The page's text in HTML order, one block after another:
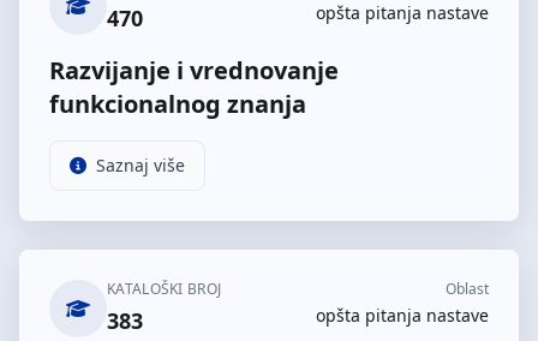
470 opšta pitanja nastave
Razvijanje i vrednovanje
funkcionalnog znanja
Saznaj više
KATALOŠKI BROJ
383
Oblast
opšta pitanja nastave